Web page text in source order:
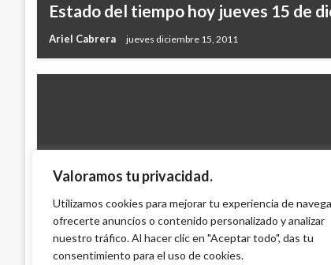
Valoramos tu privacidad.
Utilizamos cookies para mejorar tu experiencia de
ofrecerte anuncios o contenido personalizado y analizar
nuestro tráfico. Al hacer clic en "Aceptar todo", das tu
consentimiento para el uso de cookies.
Estado del tiempo hoy jueves 15 de
Ariel Cabrera jueves diciembre 15, 2011
NACIONAL
El SENA recibe galardón por
Casa Blanca
Ariel Cabrera lunes diciembre 14, 2015